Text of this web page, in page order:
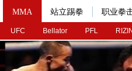
MMA
UFC Bellator PFL RIZIN
站立踢拳 职业拳